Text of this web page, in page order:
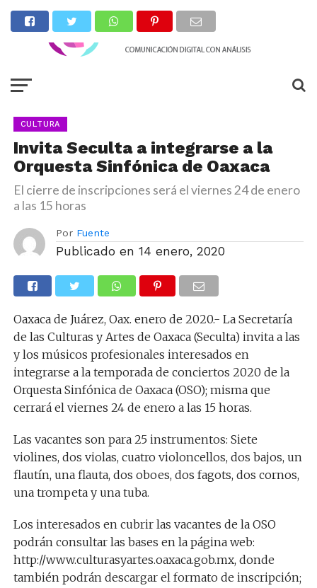
CULTURA
Invita Seculta a integrarse a la
Orquesta Sinfónica de Oaxaca
El cierre de inscripciones será el viernes 24 de enero
a las 15 horas
Por Fuente
Publicado en 14 enero, 2020
Oaxaca de Juárez, Oax. enero de 2020.- La Secretaría
de las Culturas y Artes de Oaxaca (Seculta) invita a las
y los músicos profesionales interesados en
integrarse a la temporada de conciertos 2020 de la
Orquesta Sinfónica de Oaxaca (OSO); misma que
cerrará el viernes 24 de enero a las 15 horas.
Las vacantes son para 25 instrumentos: Siete
violines, dos violas, cuatro violoncellos, dos bajos, un
flautín, una flauta, dos oboes, dos fagots, dos cornos,
una trompeta y una tuba.
Los interesados en cubrir las vacantes de la OSO
podrán consultar las bases en la página web:
http://www.culturasyartes.oaxaca.gob.mx, donde
también podrán descargar el formato de inscripción;